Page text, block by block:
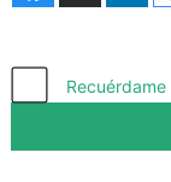
Recuérdame